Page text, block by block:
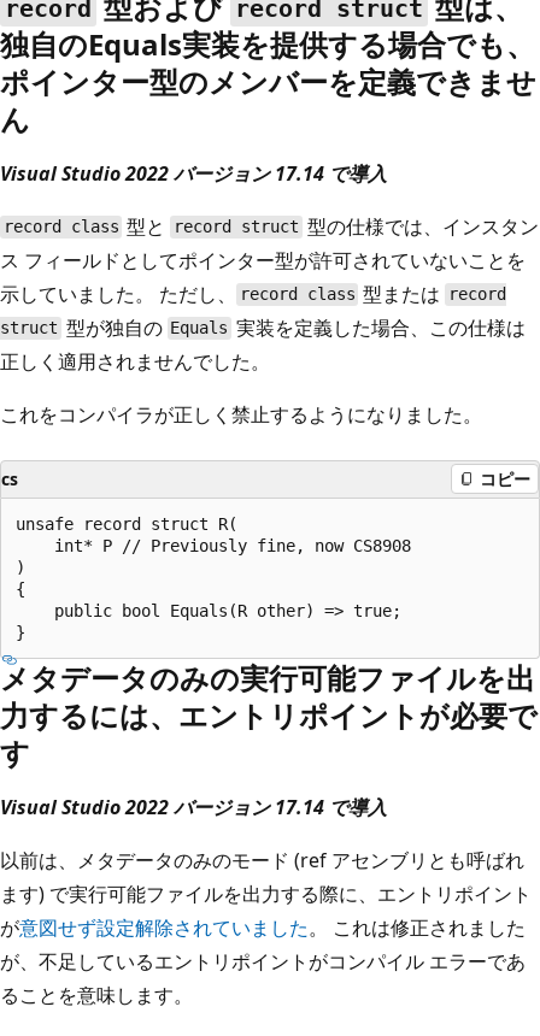
record record struct
独自のEquals実装を提供する場合でも、
ポインター型のメンバーを定義できませ
ん
Visual Studio 2022 バージョン 17.14 で導入
record class 型と record struct 型の仕様では、インスタン
ス フィールドとしてポインター型が許可されていないことを
示していました。 ただし、
record class 型または
record
struct 型が独自の Equals 実装を定義した場合、この仕様は
正しく適用されませんでした。
これをコンパイラが正しく禁止するようになりました。
cs コピー
unsafe record struct R(
    int* P // Previously fine, now CS8908
)
{
    public bool Equals(R other) => true;
メタデータのみの実行可能ファイルを出
力するには、エントリポイントが必要で
す
Visual Studio 2022 バージョン 17.14 で導入
以前は、メタデータのみのモード (ref アセンブリとも呼ばれ
ます) で実行可能ファイルを出力する際に、エントリポイント
が意図せず設定解除されていました。 これは修正されました
が、不足しているエントリポイントがコンパイル エラーであ
ることを意味します。